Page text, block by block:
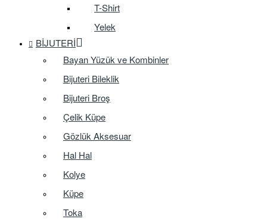
T-Shirt
Yelek
BIJUTERI
Bayan Yüzük ve Kombinler
Bijuteri Bileklik
Bijuteri Broş
Çelik Küpe
Gözlük Aksesuar
Hal Hal
Kolye
Küpe
Toka